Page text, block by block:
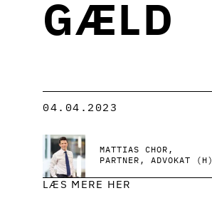
GÆLD
04.04.2023
MATTIAS CHOR
PARTNER, ADVOKAT (H)
LÆS MERE HER